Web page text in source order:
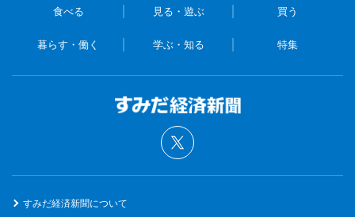
食べる 見る・遊ぶ 買う
暮らす・働く 学ぶ・知る 特集
すみだ経済新聞について